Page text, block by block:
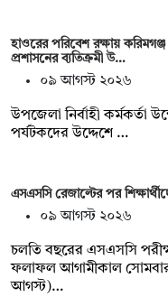
হাওরের পরিবেশ রক্ষায়
প্রশাসনের ব্যতিক্রমী উ…
০৯ আগস্ট ২০২৬
‎উপজেলা নির্বাহী কর্মকর্তা
পর্যটকদের উদ্দেশে …
এসএসসি রেজাল্টের পর
০৯ আগস্ট ২০২৬
চলতি বছরের এসএসসি
ফলাফল আগামীকাল
আগস্ট)…